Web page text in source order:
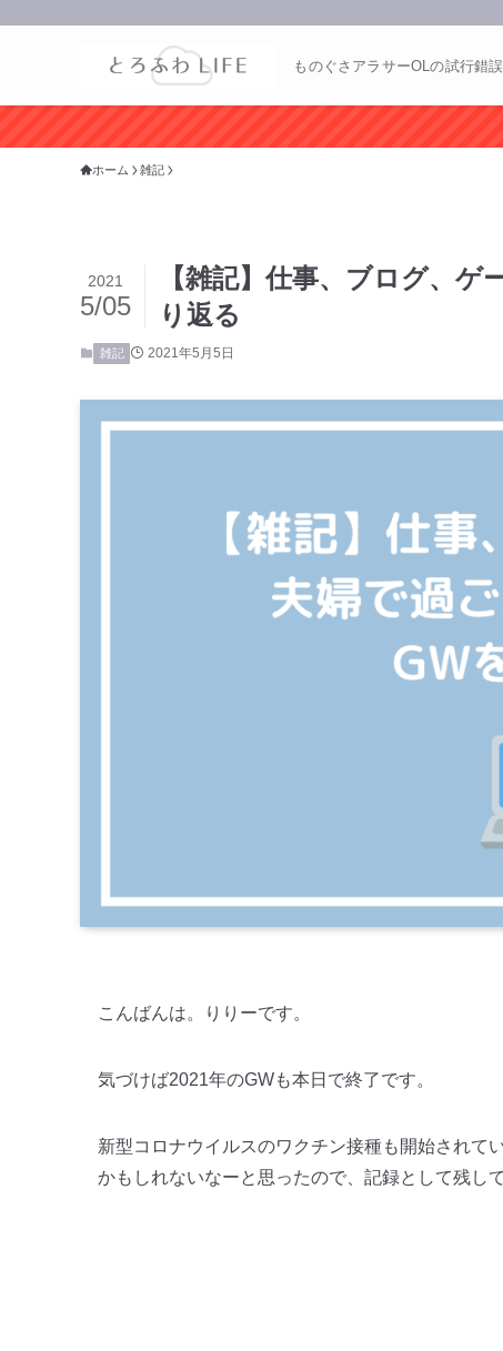
ものぐさアラサーOLの試行錯誤
ホーム 雑記
【雑記】仕事、ブログ、
り返る
2021
5/05
雑記 2021年5月5日
こんばんは。りりーです。
気づけば2021年のGWも本日で終了です。
新型コロナウイルスのワクチン接種も開始されて
かもしれないなーと思ったので、記録として残し